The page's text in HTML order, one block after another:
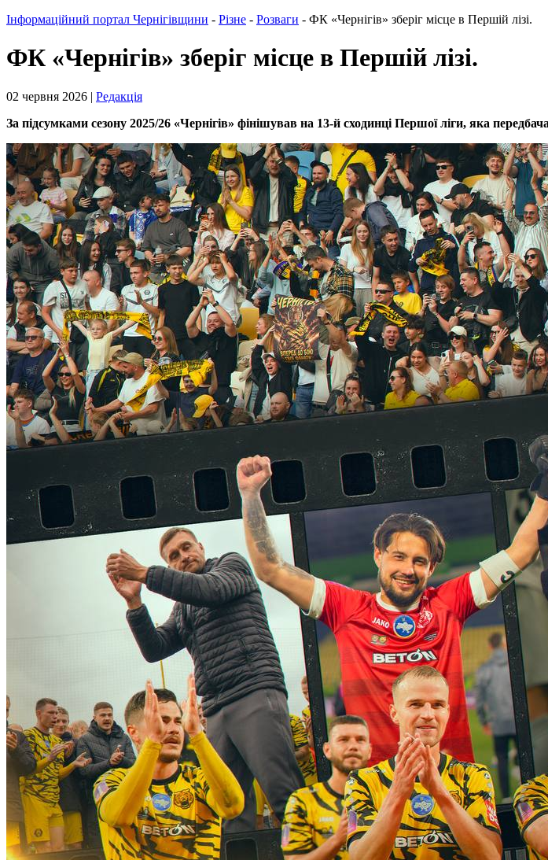
Інформаційний портал Чернігівщини - Різне - Розваги - ФК «Чернігів» зберіг місце в Першій лізі.
ФК «Чернігів» зберіг місце в Першій лізі.
02 червня 2026 | Редакція
За підсумками сезону 2025/26 «Чернігів» фінішував на 13-й сходинці Першої ліги, яка